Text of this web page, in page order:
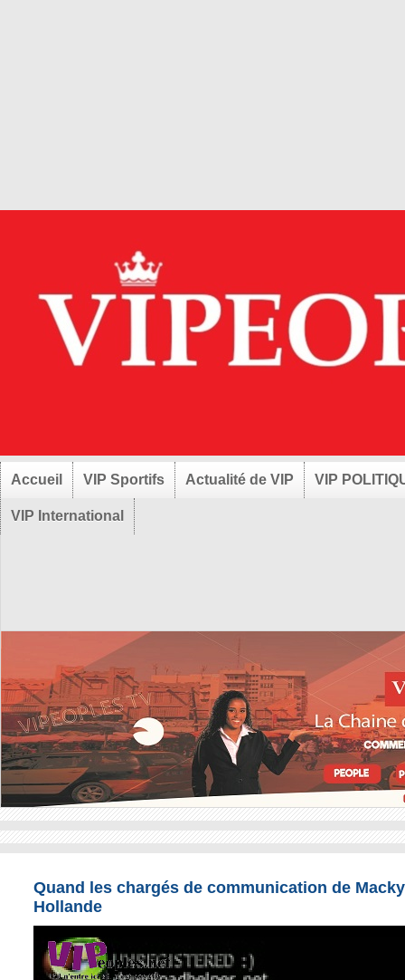
Accueil VIP Sportifs Actualité de VIP VIP
VIP International
Quand les chargés de communication de
Hollande